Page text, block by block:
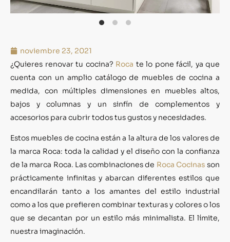
noviembre 23, 2021
¿Quieres renovar tu cocina? Roca te lo pone fácil, ya que
cuenta con un amplio catálogo de muebles de cocina a
medida, con múltiples dimensiones en muebles altos,
bajos y columnas y un sinfín de complementos y
accesorios para cubrir todos tus gustos y necesidades.
Estos muebles de cocina están a la altura de los valores de
la marca Roca: toda la calidad y el diseño con la confianza
de la marca Roca. Las combinaciones de Roca Cocinas son
prácticamente infinitas y abarcan diferentes estilos que
encandilarán tanto a los amantes del estilo industrial
como a los que prefieren combinar texturas y colores o los
que se decantan por un estilo más minimalista. El límite,
nuestra imaginación.